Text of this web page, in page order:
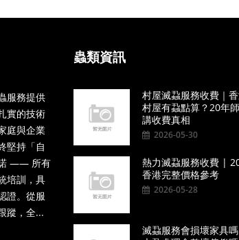
服務提供
實的技術
庭與企業
堅持「自
諾 —— 所有
培訓，具
證。從服
蹤，全...
蟲類資訊
村屋滅蝨服務收費｜
村屋有蝨點算？20年
講收費真相
2026-05-30
熱力滅蝨服務收費 |
香港完整價格參考
2026-05-28
滅蝨服務會損壞家具嗎